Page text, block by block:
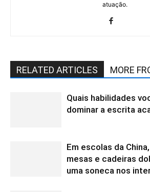
atuação.
RELATED ARTICLES MORE
Quais habilidades
dominar a escrita
Em escolas da
mesas e cadeiras
uma soneca nos